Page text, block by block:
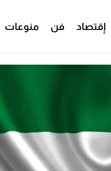
إقتصاد فن منوعات